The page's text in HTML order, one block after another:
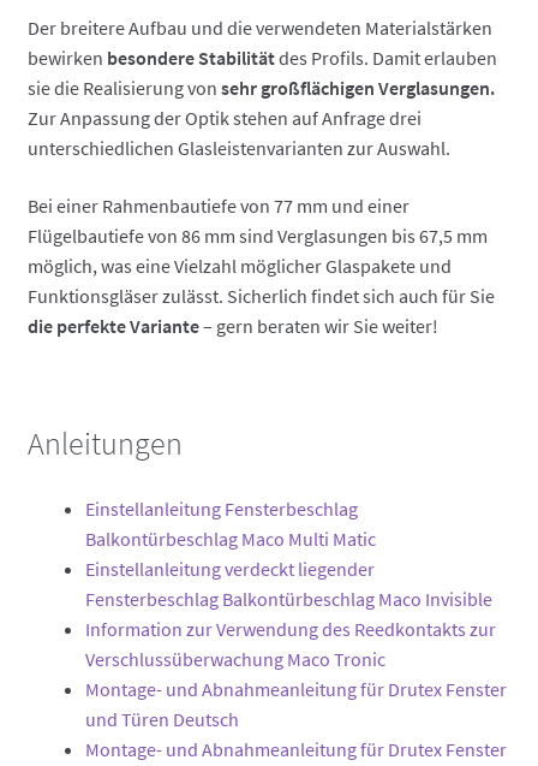
Der breitere Aufbau und die verwendeten Materialstärken
bewirken besondere Stabilitätdes Profils. Damit erlauben
sie die Realisierung von sehr großflächigen Verglasungen.
Zur Anpassung der Optik stehen auf Anfrage drei
unterschiedlichen Glasleistenvarianten zur Auswahl.
Bei einer Rahmenbautiefe von 77 mm und einer
Flügelbautiefe von 86 mm sind Verglasungen bis 67,5 mm
möglich, was eine Vielzahl möglicher Glaspakete und
Funktionsgläser zulässt. Sicherlich findet sich auch für Sie
die perfekte Variante– gern beraten wir Sie weiter!
Anleitungen
Einstellanleitung Fensterbeschlag
Balkontürbeschlag Maco Multi Matic
Einstellanleitung verdeckt liegender
Fensterbeschlag Balkontürbeschlag Maco Invisible
Information zur Verwendung des Reedkontakts zur
Verschlussüberwachung Maco Tronic
Montage- und Abnahmeanleitung für Drutex Fenster
und Türen Deutsch
Montage- und Abnahmeanleitung für Drutex Fenster